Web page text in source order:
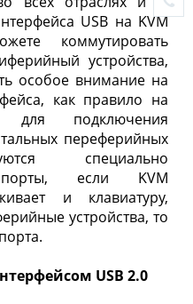
USB на KVM
коммутировать
устройства,
особое внимание на
как правило на
для подключения
переферийных
специально
если KVM
и клавиатуру,
устройства, то
USB 2.0